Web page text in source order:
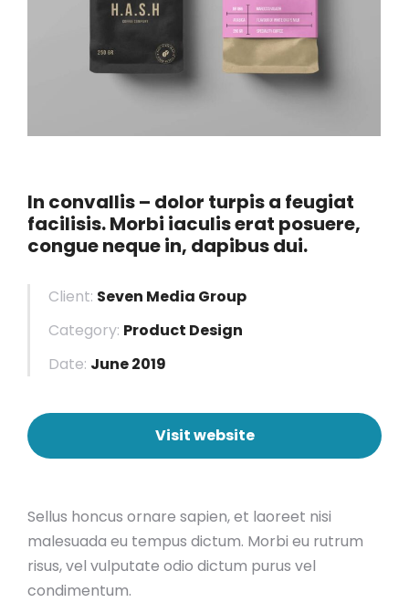
In convallis – dolor turpis a feugiat
facilisis. Morbi iaculis erat posuere,
congue neque in, dapibus dui.
Client: Seven Media Group
Category: Product Design
Date: June 2019
Visit website
Sellus honcus ornare sapien, et laoreet nisi
malesuada eu tempus dictum. Morbi eu rutrum
risus, vel vulputate odio dictum purus vel
condimentum.